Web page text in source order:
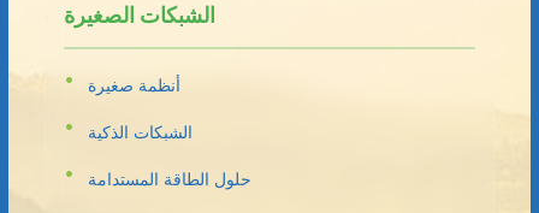
الشبكات الصغيرة
أنظمة صغيرة
الشبكات الذكية
حلول الطاقة المستدامة